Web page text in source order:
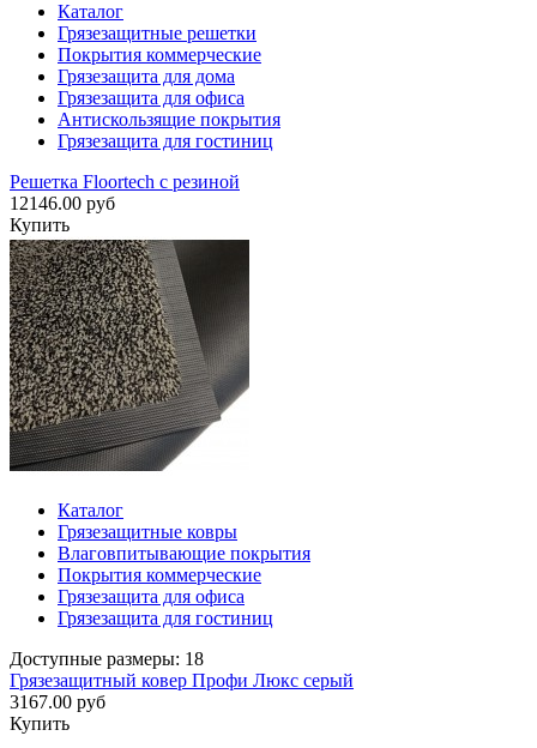
Каталог
Грязезащитные решетки
Покрытия коммерческие
Грязезащита для дома
Грязезащита для офиса
Антискользящие покрытия
Грязезащита для гостиниц
Решетка Floortech с резиной
12146.00 руб
Купить
Каталог
Грязезащитные ковры
Влаговпитывающие покрытия
Покрытия коммерческие
Грязезащита для офиса
Грязезащита для гостиниц
Доступные размеры: 18
Грязезащитный ковер Профи Люкс серый
3167.00 руб
Купить